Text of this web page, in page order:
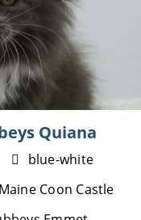
Quiana
blue-white
Coon Castle